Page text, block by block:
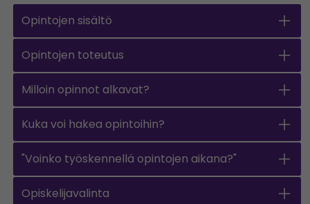
Opintojen sisältö
Opintojen toteutus
Milloin opinnot alkavat?
Kuka voi hakea opintoihin?
"Voinko työskennellä opintojen aikana?"
Opiskelijavalinta